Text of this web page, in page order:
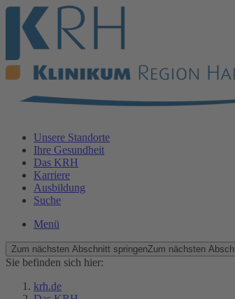
Unsere Standorte
Ihre Gesundheit
Das KRH
Karriere
Ausbildung
Suche
Menü
Zum nächsten Abschnitt springenZum nächsten
Sie befinden sich hier:
krh.de